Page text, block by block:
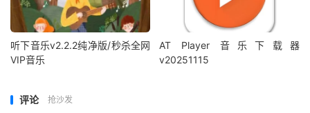
听下音乐v2.2.2纯净版/秒杀全网
VIP音乐
AT Player 音乐下载器
v20251115
评论 抢沙发